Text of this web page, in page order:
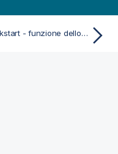
weekstart - funzione dello script e del grafico